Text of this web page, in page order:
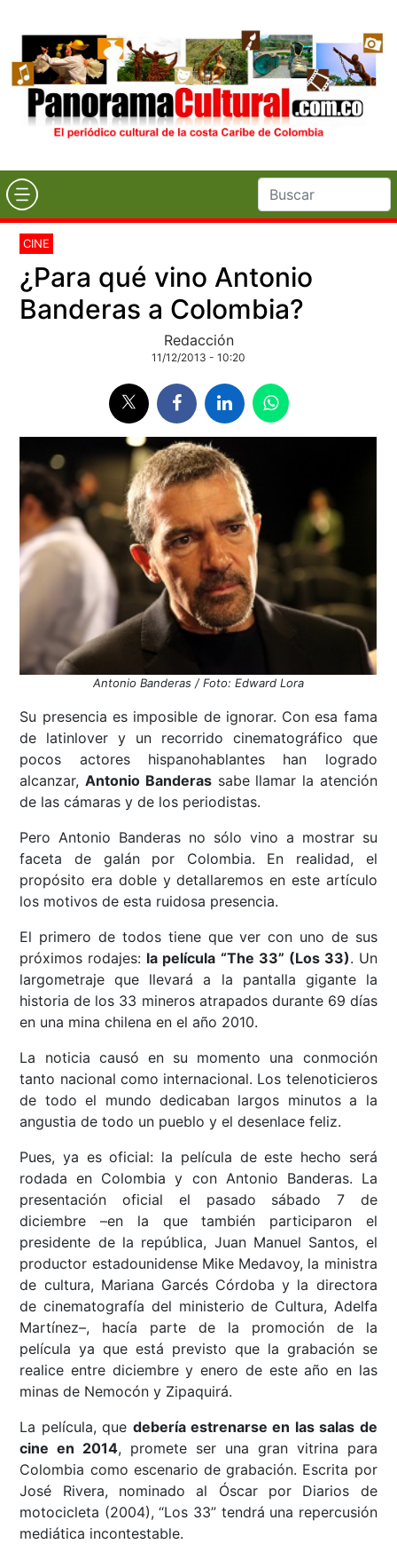
CINE
¿Para qué vino Antonio
Banderas a Colombia?
Redacción
11/12/2013 - 10:20
Antonio Banderas / Foto: Edward Lora
Su presencia es imposible de ignorar. Con esa fama
de latinlover y un recorrido cinematográfico que
pocos actores hispanohablantes han logrado
alcanzar,Antonio Banderassabe llamar la atención
de las cámaras y de los periodistas.
Pero Antonio Banderas no sólo vino a mostrar su
faceta de galán por Colombia. En realidad, el
propósito era doble y detallaremos en este artículo
los motivos de esta ruidosa presencia.
El primero de todos tiene que ver con uno de sus
próximos rodajes: la película “The 33” (Los 33). Un
largometraje que llevará a la pantalla gigante la
historia de los 33 mineros atrapados durante 69 días
en una mina chilena en el año 2010.
La noticia causó en su momento una conmoción
tanto nacional como internacional. Los telenoticieros
de todo el mundo dedicaban largos minutos a la
angustia de todo un pueblo y el desenlace feliz.
Pues, ya es oficial: la película de este hecho será
rodada en Colombia y con Antonio Banderas. La
presentación oficial el pasado sábado 7 de
diciembre –en la que también participaron el
presidente de la república, Juan Manuel Santos, el
productor estadounidense Mike Medavoy, la ministra
de cultura, Mariana Garcés Córdoba y la directora
de cinematografía del ministerio de Cultura, Adelfa
Martínez–, hacía parte de la promoción de la
película ya que está previsto que la grabación se
realice entre diciembre y enero de este año en las
minas de Nemocón y Zipaquirá.
La película, que debería estrenarse en las salas de
cine en 2014, promete ser una gran vitrina para
Colombia como escenario de grabación. Escrita por
José Rivera, nominado al Óscar por Diarios de
motocicleta (2004), “Los 33” tendrá una repercusión
mediática incontestable.